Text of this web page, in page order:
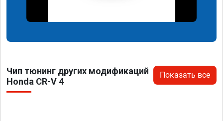
Чип тюнинг других модификаций
Honda CR-V 4
Показать все